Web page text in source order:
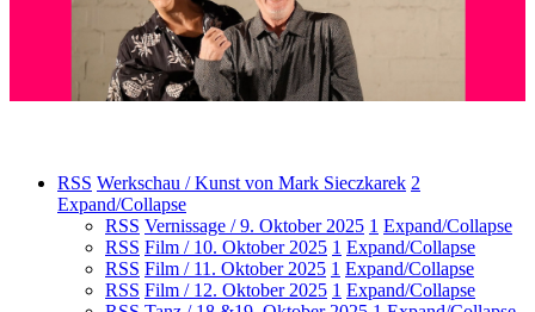
RSS Werkschau / Kunst von Mark Sieczkarek 2
Expand/Collapse
RSS Vernissage / 9. Oktober 2025 1 Expand/Collapse
RSS Film / 10. Oktober 2025 1 Expand/Collapse
RSS Film / 11. Oktober 2025 1 Expand/Collapse
RSS Film / 12. Oktober 2025 1 Expand/Collapse